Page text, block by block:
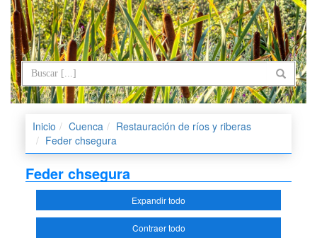
Inicio Cuenca
Restauración de ríos y riberas
Feder chsegura
Feder chsegura
Expandir todo
Contraer todo